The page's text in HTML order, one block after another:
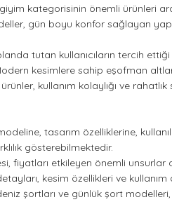
kategorisinin önemli ürünleri
gün boyu konfor sağlayan
tutan kullanıcıların tercih
kesimlere sahip eşofman
kullanım kolaylığı ve
tasarım özelliklerine,
gösterebilmektedir.
fiyatları etkileyen önemli unsurlar
kesim özellikleri ve
şortları ve günlük şort